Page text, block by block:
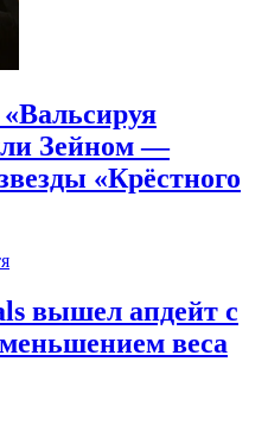
Зейном —
«Крёстного
вышел апдейт с
веса